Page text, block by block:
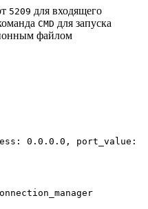
5209 для входящего
CMD для запуска
файлом